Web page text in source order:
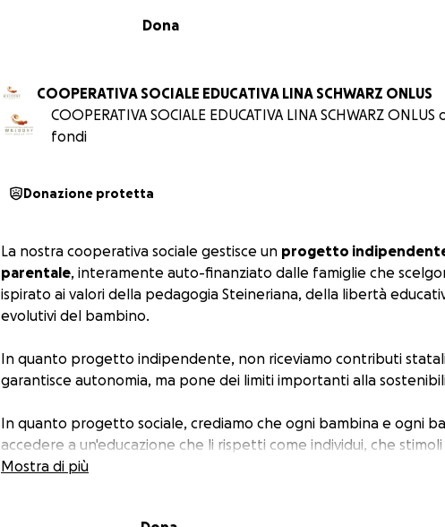
Dona
COOPERATIVA SOCIALE EDUCATIVA LINA SCHWARZ ONLUS
COOPERATIVA SOCIALE EDUCATIVA LINA SCHWARZ
fondi
Donazione protetta
La nostra cooperativa sociale gestisce un progetto
parentale, interamente auto-finanziato dalle famiglie che
ispirato ai valori della pedagogia Steineriana, della libertà
evolutivi del bambino.
In quanto progetto indipendente, non riceviamo contributi
garantisce autonomia, ma pone dei limiti importanti alla
In quanto progetto sociale, crediamo che ogni bambina e ogni
accedere a un'educazione che li rispetti come individui, che
creatività e il loro senso di appartenenza alla comunità, ma non
Mostra di più